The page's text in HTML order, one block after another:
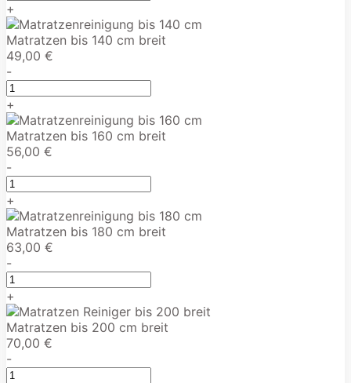
+
Matratzen bis 140 cm breit
49,00 €
-
+
Matratzen bis 160 cm breit
56,00 €
-
+
Matratzen bis 180 cm breit
63,00 €
-
+
Matratzen bis 200 cm breit
70,00 €
-